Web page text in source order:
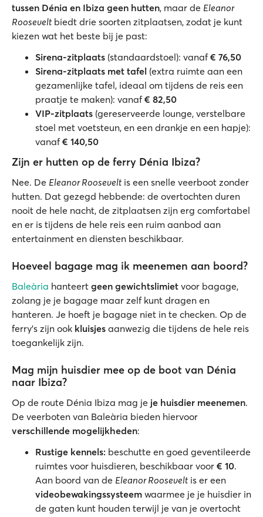
tussen Dénia en Ibiza geen hutten, maar de Eleanor
Rooseveltbiedt drie soorten zitplaatsen, zodat je kunt
kiezen wat het beste bij je past:
Sirena-zitplaats (standaardstoel): vanaf€ 76,50
Sirena-zitplaats met tafel (extra ruimte aan een
gezamenlijke tafel, ideaal om tijdens de reis een
praatje te maken): vanaf€ 82,50
VIP-zitplaats (gereserveerde lounge, verstelbare
stoel met voetsteun, en een drankje en een hapje):
vanaf€ 140,50
Zijn er hutten op de ferry Dénia Ibiza?
Nee. De Eleanor Rooseveltis een snelle veerboot zonder
hutten. Dat gezegd hebbende: de overtochten duren
nooit de hele nacht, de zitplaatsen zijn erg comfortabel
en er is tijdens de hele reis een ruim aanbod aan
entertainment en diensten beschikbaar.
Hoeveel bagage mag ik meenemen aan boord?
Baleària hanteert geen gewichtslimiet voor bagage,
zolang je je bagage maar zelf kunt dragen en
hanteren. Je hoeft je bagage niet in te checken. Op de
ferry's zijn ook kluisjes aanwezig die tijdens de hele reis
toegankelijk zijn.
Mag mijn huisdier mee op de boot van Dénia
naar Ibiza?
Op de route Dénia Ibiza mag je je huisdier meenemen.
De veerboten van Baleària bieden hiervoor
verschillende mogelijkheden:
Rustige kennels: beschutte en goed geventileerde
ruimtes voor huisdieren, beschikbaar voor € 10.
Aan boord van de Eleanor Rooseveltis er een
videobewakingssysteem waarmee je je huisdier in
de gaten kunt houden terwijl je van je overtocht